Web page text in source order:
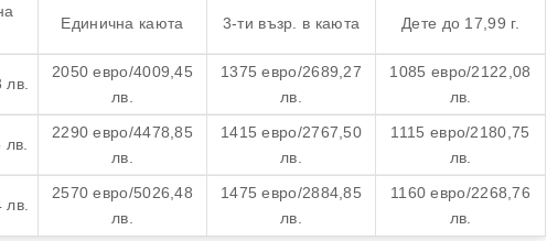
Единична каюта 3-ти възр. в каюта Дете до 17,99 г.
2050 евро/4009,45
лв.
1375 евро/2689,27
лв.
1085 евро/2122,08
лв.
2290 евро/4478,85
лв.
1415 евро/2767,50
лв.
1115 евро/2180,75
лв.
2570 евро/5026,48
лв.
1475 евро/2884,85
лв.
1160 евро/2268,76
лв.